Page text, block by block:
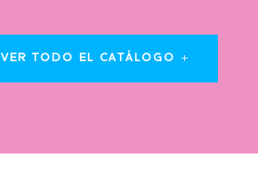
VER TODO EL CATÁLOGO